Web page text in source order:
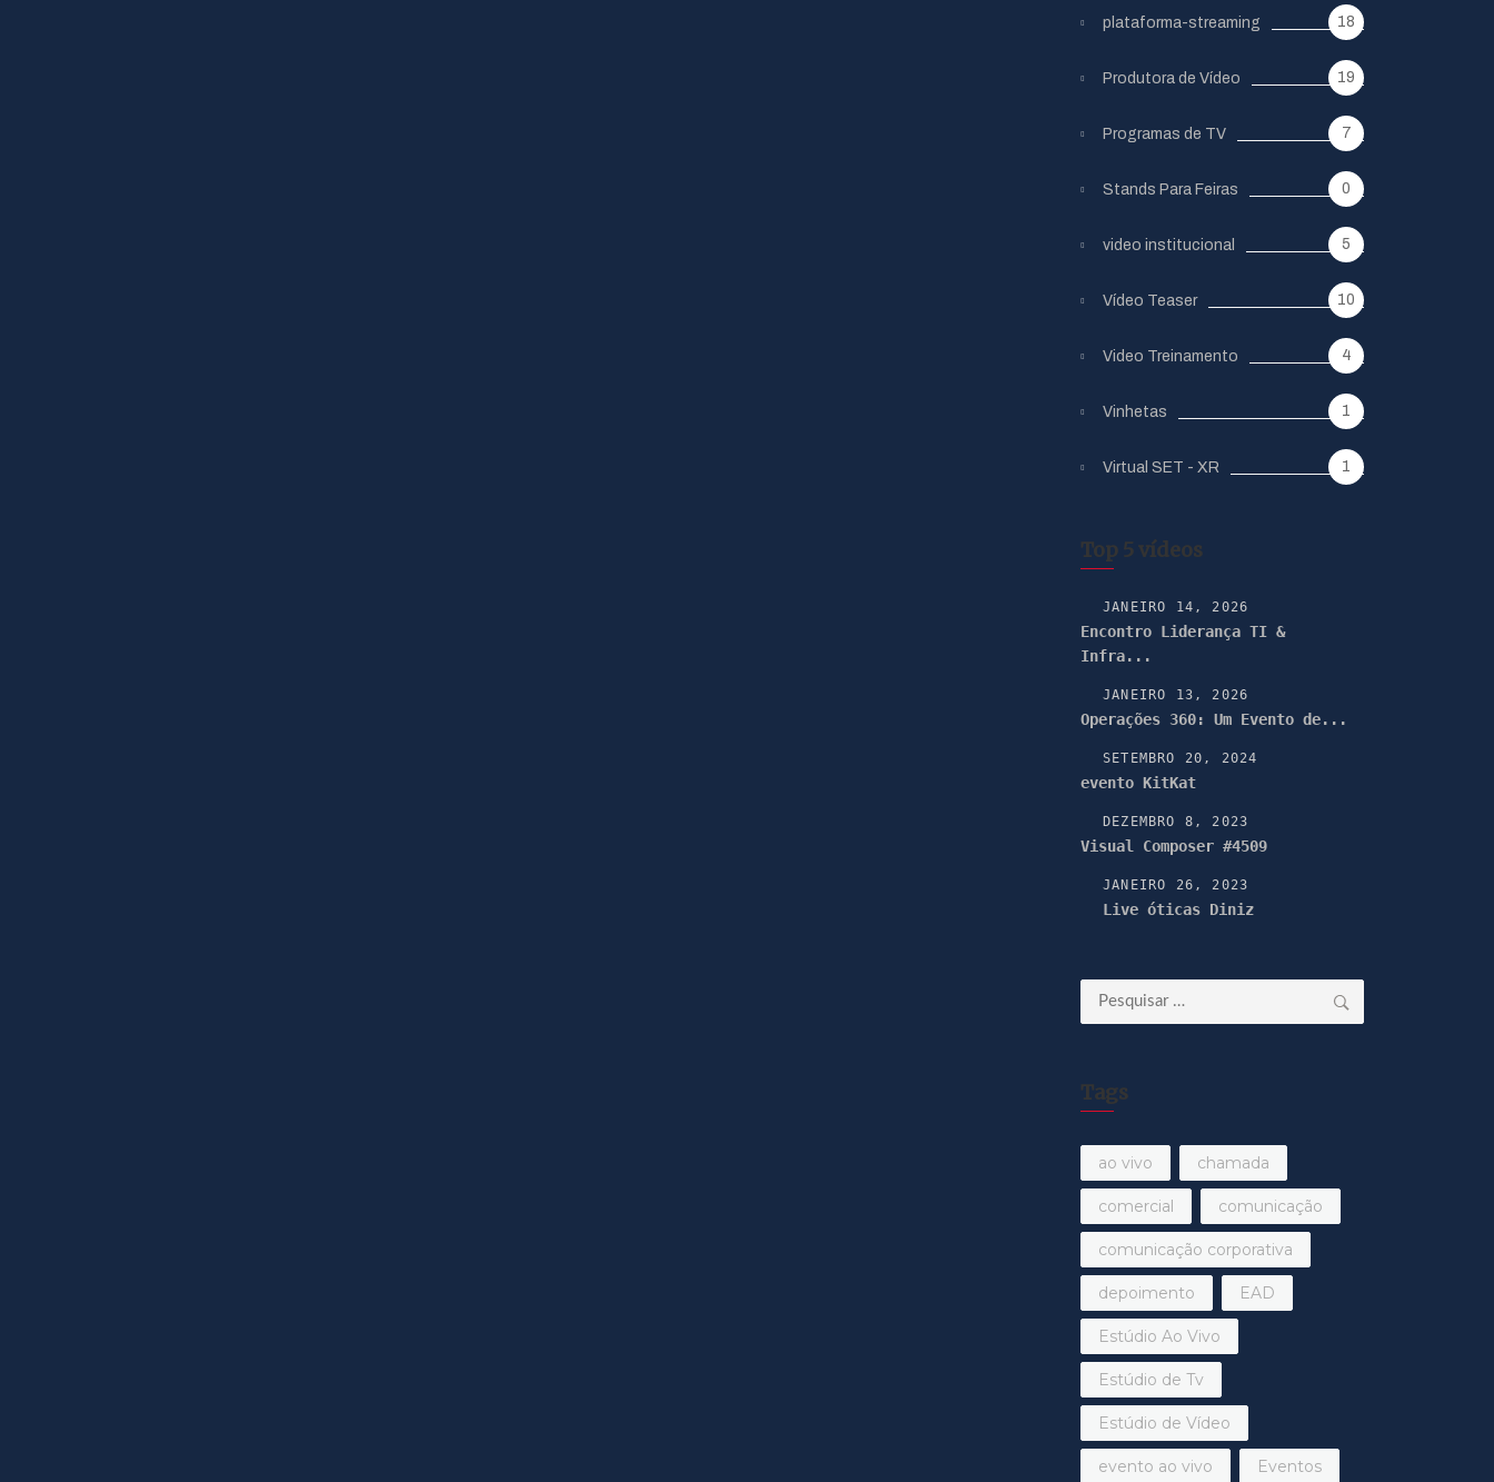
plataforma-streaming 18
Produtora de Vídeo 19
Programas de TV 7
Stands Para Feiras 0
video institucional 5
Vídeo Teaser 10
Video Treinamento 4
Vinhetas 1
Virtual SET - XR 1
Top 5 vídeos
JANEIRO 14, 2026
Encontro Liderança TI &
Infra...
JANEIRO 13, 2026
Operações 360: Um Evento de...
SETEMBRO 20, 2024
evento KitKat
DEZEMBRO 8, 2023
Visual Composer #4509
JANEIRO 26, 2023
Live óticas Diniz
Pesquisar
por:
Tags
ao vivo chamada
comercial comunicação
comunicação corporativa
depoimento EAD
Estúdio Ao Vivo
Estúdio de Tv
Estúdio de Vídeo
evento ao vivo Eventos